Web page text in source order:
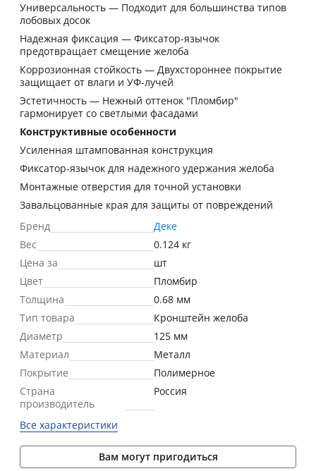
Универсальность — Подходит для большинства типов
лобовых досок
Надежная фиксация — Фиксатор-язычок
предотвращает смещение желоба
Коррозионная стойкость — Двухстороннее покрытие
защищает от влаги и УФ-лучей
Эстетичность — Нежный оттенок "Пломбир"
гармонирует со светлыми фасадами
Конструктивные особенности
Усиленная штампованная конструкция
Фиксатор-язычок для надежного удержания желоба
Монтажные отверстия для точной установки
Завальцованные края для защиты от повреждений
Бренд
Деке
Вес
0.124 кг
Цена за
шт
Цвет
Пломбир
Толщина
0.68 мм
Тип товара
Кронштейн желоба
Диаметр
125 мм
Материал
Металл
Покрытие
Полимерное
Страна
производитель
Россия
Все характеристики
Вам могут пригодиться